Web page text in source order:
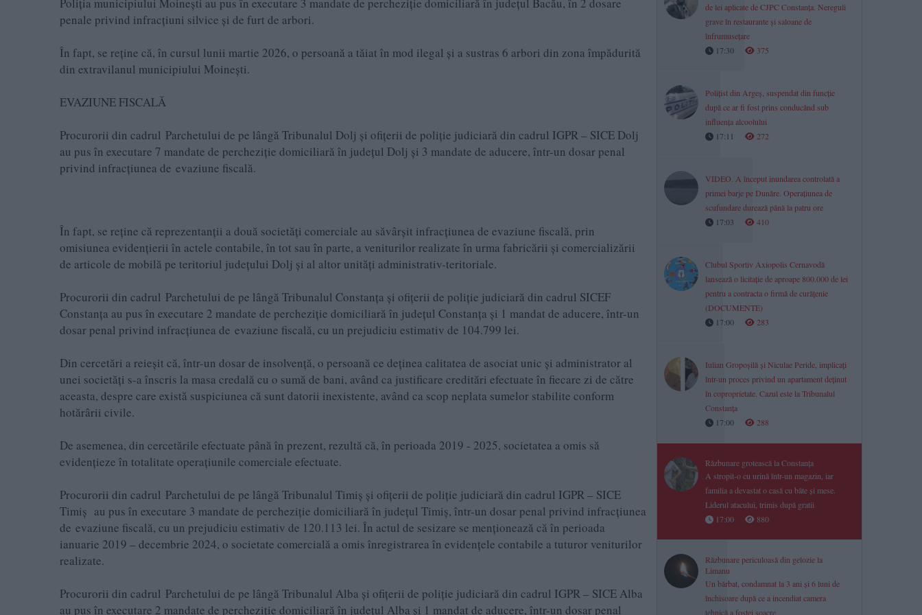
Poliţia municipiului Moineşti au pus în executare 3 mandate de percheziție domiciliară în județul Bacău, în 2 dosare
penale privind infracțiuni silvice şi de furt de arbori.
În fapt, se reține că, în cursul lunii martie 2026, o persoană a tăiat în mod ilegal şi a sustras 6 arbori din zona împădurită
din extravilanul municipiului Moineşti.
EVAZIUNE FISCALĂ
Procurorii din cadrul Parchetului de pe lângă Tribunalul Dolj și ofițerii de poliție judiciară din cadrul IGPR – SICE Dolj
au pus în executare 7 mandate de percheziție domiciliară în județul Dolj și 3 mandate de aducere, într-un dosar penal
privind infracțiunea de evaziune fiscală.
În fapt, se reţine că­ reprezentanții a două societăți comerciale au săvârșit infracțiunea de evaziune fiscală, prin
omisiunea evidențierii în actele contabile, în tot sau în parte, a veniturilor realizate în urma fabricării și comercializării
de articole de mobilă pe teritoriul județului Dolj și al altor unități administrativ-teritoriale.
Procurorii din cadrul Parchetului de pe lângă Tribunalul Constanța și ofițerii de poliție judiciară din cadrul SICEF
Constanța au pus în executare 2 mandate de percheziție domiciliară în județul Constanța și 1 mandat de aducere, într-un
dosar penal privind infracțiunea de evaziune fiscală, cu un prejudiciu estimativ de 104.799 lei.
Din cercetări a reieșit că, într-un dosar de insolvență, o persoană ce deținea calitatea de asociat unic și administrator al
unei societăți s-a înscris la masa credală cu o sumă de bani, având ca justificare creditări efectuate în fiecare zi de către
aceasta, despre care există suspiciunea că sunt datorii inexistente, având ca scop neplata sumelor stabilite conform
hotărârii civile.
De asemenea, din cercetările efectuate până în prezent, rezultă că, în perioada 2019 - 2025, societatea a omis să
evidențieze în totalitate operațiunile comerciale efectuate.
Procurorii din cadrul Parchetului de pe lângă Tribunalul Timiș și ofițerii de poliție judiciară din cadrul IGPR – SICE
Timiș au pus în executare 3 mandate de percheziție domiciliară în județul Timiș, într-un dosar penal privind infracțiunea
de evaziune fiscală, cu un prejudiciu estimativ de 120.113 lei. În actul de sesizare se menționează că în perioada
ianuarie 2019 – decembrie 2024, o societate comercială a omis înregistrarea în evidențele contabile a tuturor veniturilor
realizate.
Procurorii din cadrul Parchetului de pe lângă Tribunalul Alba și ofițerii de poliție judiciară din cadrul IGPR – SICE Alba
au pus în executare 2 mandate de percheziție domiciliară în județul Alba și 1 mandat de aducere, într-un dosar penal
de lei aplicate de CJPC Constanța. Nereguli
grave în restaurante și saloane de
înfrumusețare
17:30
375
Polițist din Argeș, suspendat din funcție
după ce ar fi fost prins conducând sub
influența alcoolului
17:11
272
VIDEO. A început inundarea controlată a
primei barje pe Dunăre. Operațiunea de
scufundare durează până la patru ore
17:03
410
Clubul Sportiv Axiopolis Cernavodă
lansează o licitație de aproape 800.000 de lei
pentru a contracta o firmă de curățenie
(DOCUMENTE)
17:00
283
Iulian Gropoșilă și Niculae Peride, implicați
într-un proces privind un apartament deținut
în coproprietate. Cazul este la Tribunalul
Constanța
17:00
288
Răzbunare grotească la Constanța
A stropit-o cu urină într-un magazin, iar
familia a devastat o casă cu bâte și mese.
Liderul atacului, trimis după gratii
17:00
880
Răzbunare periculoasă din gelozie la
Limanu
Un bărbat, condamnat la 3 ani și 6 luni de
închisoare după ce a incendiat camera
tehnică a fostei soacre